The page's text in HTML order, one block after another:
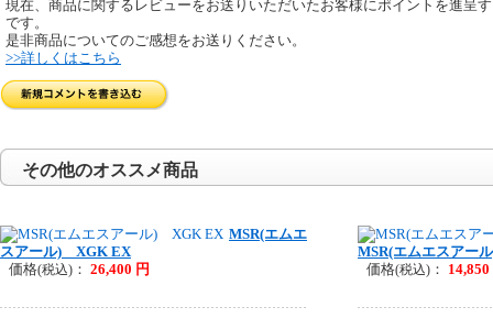
現在、商品に関するレビューをお送りいただいたお客様にポイントを進呈
です。
是非商品についてのご感想をお送りください。
>>詳しくはこちら
その他のオススメ商品
MSR(エムエ
スアール) XGK EX
価格(税込) ： 26,400 円
MSR(エムエスアー
価格(税込) ： 14,850